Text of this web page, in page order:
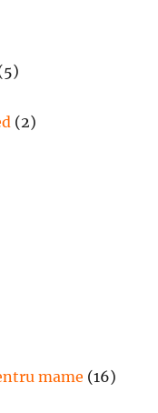
(2)
mame (16)